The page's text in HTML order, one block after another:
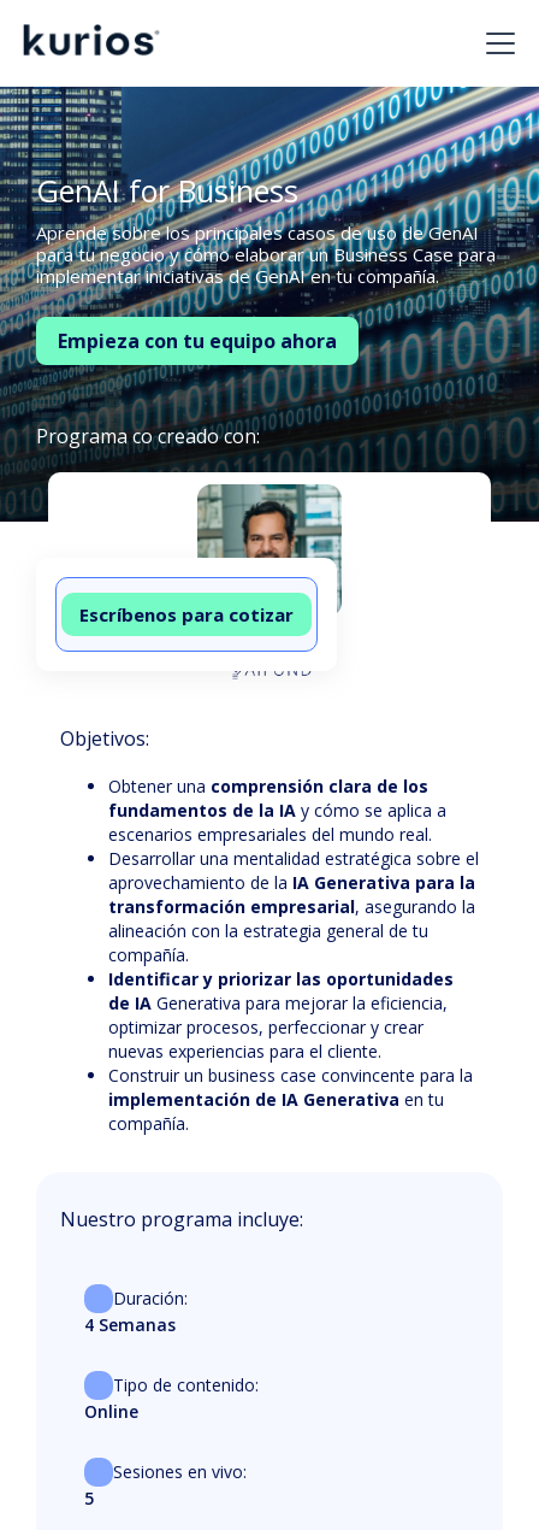
GenAI for Business
Aprende sobre los principales casos de uso de GenAI
para tu negocio y cómo elaborar un Business Case para
implementar iniciativas de GenAI en tu compañía.
Empieza con tu equipo ahora
Programa co creado con:
Miguel Paredes
Objetivos:
Obtener una comprensión clara de los
fundamentos de la IA y cómo se aplica a
escenarios empresariales del mundo real.
Desarrollar una mentalidad estratégica sobre el
aprovechamiento de la IA Generativa para la
transformación empresarial, asegurando la
alineación con la estrategia general de tu
compañía.
Identificar y priorizar las oportunidades
de IA Generativa para mejorar la eficiencia,
optimizar procesos, perfeccionar y crear
nuevas experiencias para el cliente.
Construir un business case convincente para la
implementación de IA Generativa en tu
compañía.
Nuestro programa incluye:
Duración:
4 Semanas
Tipo de contenido:
Online
Sesiones en vivo:
5
Escríbenos para cotizar